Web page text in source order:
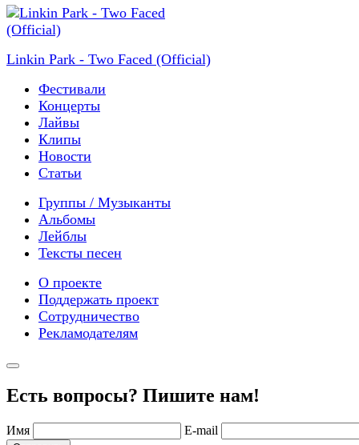
Linkin Park - Two Faced (Official)
Фестивали
Концерты
Лайвы
Клипы
Новости
Статьи
Группы / Музыканты
Альбомы
Лейблы
Тексты песен
О проекте
Поддержать проект
Сотрудничество
Рекламодателям
Есть вопросы? Пишите нам!
Имя E-mail